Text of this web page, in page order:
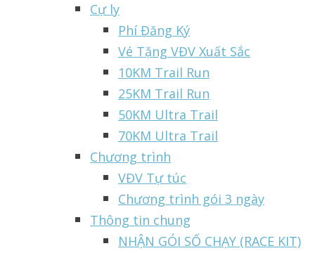
Cự ly
Phí Đăng Ký
Vé Tặng VĐV Xuất Sắc
10KM Trail Run
25KM Trail Run
50KM Ultra Trail
70KM Ultra Trail
Chương trình
VĐV Tự túc
Chương trình gói 3 ngày
Thông tin chung
NHẬN GÓI SỐ CHẠY (RACE KIT)